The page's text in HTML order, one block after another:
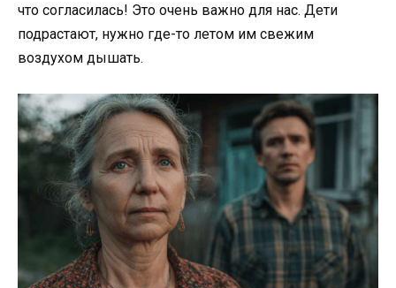
что согласилась! Это очень важно для нас. Дети
подрастают, нужно где-то летом им свежим
воздухом дышать.